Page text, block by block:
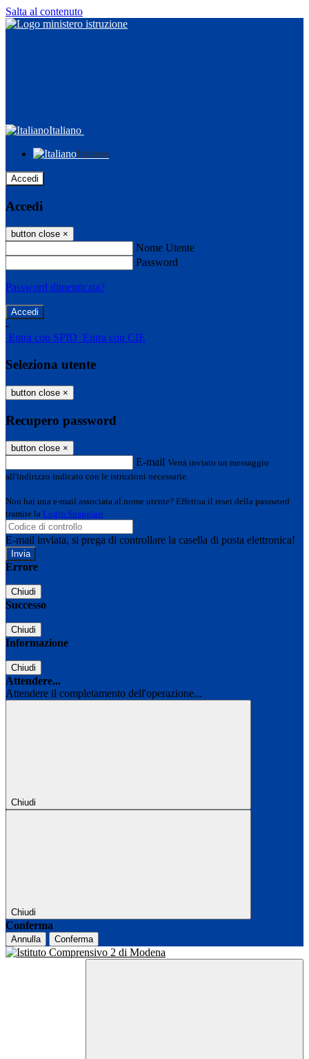
Salta al contenuto
Italiano
Italiano
Accedi
Accedi
button close ×
Nome Utente
Password
Password dimenticata?
-
Entra con SPID Entra con CIE
Seleziona utente
button close ×
Recupero password
button close ×
E-mail Verrà inviato un messaggio
all'indirizzo indicato con le istruzioni necessarie.
Non hai una e-mail associata al nome utente? Effettua il reset della password
tramite la Login Spaggiari
E-mail inviata, si prega di controllare la casella di posta elettronica!
Errore
Chiudi
Successo
Chiudi
Informazione
Chiudi
Attendere...
Attendere il completamento dell'operazione...
Chiudi
Chiudi
Conferma
Annulla Conferma